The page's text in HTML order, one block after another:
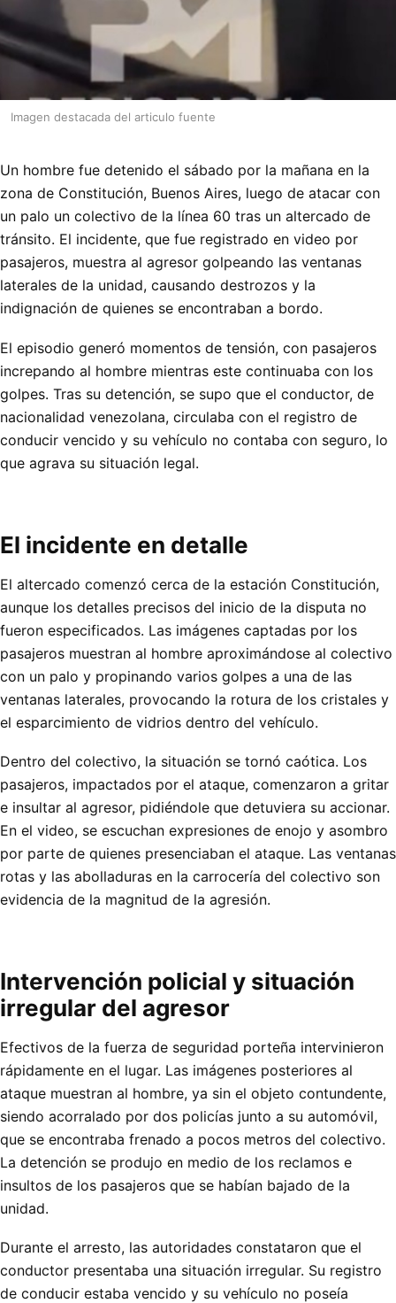
Imagen destacada del articulo fuente
Un hombre fue detenido el sábado por la mañana en la
zona de Constitución, Buenos Aires, luego de atacar con
un palo un colectivo de la línea 60 tras un altercado de
tránsito. El incidente, que fue registrado en video por
pasajeros, muestra al agresor golpeando las ventanas
laterales de la unidad, causando destrozos y la
indignación de quienes se encontraban a bordo.
El episodio generó momentos de tensión, con pasajeros
increpando al hombre mientras este continuaba con los
golpes. Tras su detención, se supo que el conductor, de
nacionalidad venezolana, circulaba con el registro de
conducir vencido y su vehículo no contaba con seguro, lo
que agrava su situación legal.
El incidente en detalle
El altercado comenzó cerca de la estación Constitución,
aunque los detalles precisos del inicio de la disputa no
fueron especificados. Las imágenes captadas por los
pasajeros muestran al hombre aproximándose al colectivo
con un palo y propinando varios golpes a una de las
ventanas laterales, provocando la rotura de los cristales y
el esparcimiento de vidrios dentro del vehículo.
Dentro del colectivo, la situación se tornó caótica. Los
pasajeros, impactados por el ataque, comenzaron a gritar
e insultar al agresor, pidiéndole que detuviera su accionar.
En el video, se escuchan expresiones de enojo y asombro
por parte de quienes presenciaban el ataque. Las ventanas
rotas y las abolladuras en la carrocería del colectivo son
evidencia de la magnitud de la agresión.
Intervención policial y situación
irregular del agresor
Efectivos de la fuerza de seguridad porteña intervinieron
rápidamente en el lugar. Las imágenes posteriores al
ataque muestran al hombre, ya sin el objeto contundente,
siendo acorralado por dos policías junto a su automóvil,
que se encontraba frenado a pocos metros del colectivo.
La detención se produjo en medio de los reclamos e
insultos de los pasajeros que se habían bajado de la
unidad.
Durante el arresto, las autoridades constataron que el
conductor presentaba una situación irregular. Su registro
de conducir estaba vencido y su vehículo no poseía